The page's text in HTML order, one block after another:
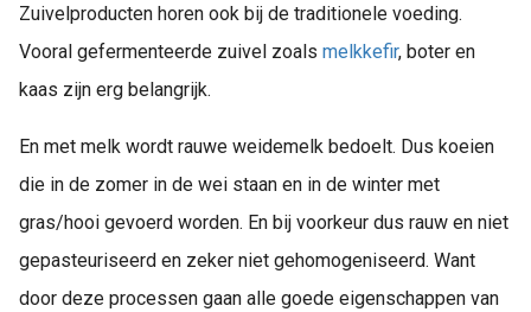
Zuivelproducten horen ook bij de traditionele voeding.
Vooral gefermenteerde zuivel zoals melkkefir, boter en
kaas zijn erg belangrijk.
En met melk wordt rauwe weidemelk bedoelt. Dus koeien
die in de zomer in de wei staan en in de winter met
gras/hooi gevoerd worden. En bij voorkeur dus rauw en niet
gepasteuriseerd en zeker niet gehomogeniseerd. Want
door deze processen gaan alle goede eigenschappen van